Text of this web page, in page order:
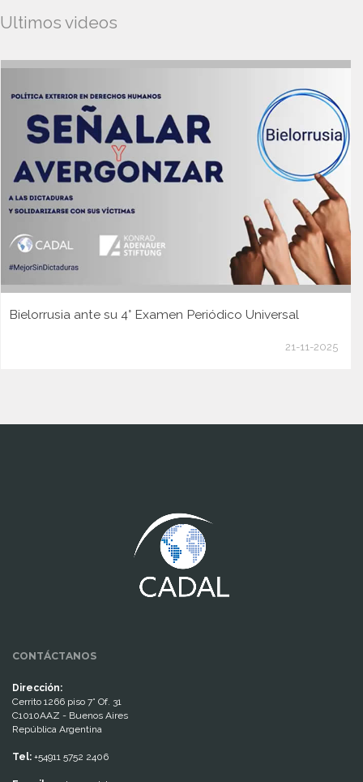
Ultimos videos
Bielorrusia ante su 4° Examen Periódico Universal
21-11-2025
CONTÁCTANOS
Dirección:
Cerrito 1266 piso 7° Of. 31
C1010AAZ - Buenos Aires
República Argentina
Tel: +54911 5752 2406